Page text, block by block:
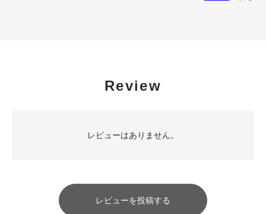
Review
レビューはありません。
レビューを投稿する